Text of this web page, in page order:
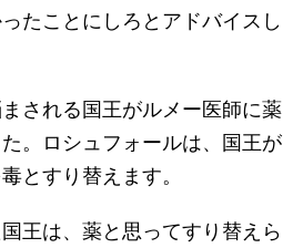
たことにしろとアドバイスし
される国王がルメー医師に薬
。ロシュフォールは、国王が
とすり替えます。
王は、薬と思ってすり替えら